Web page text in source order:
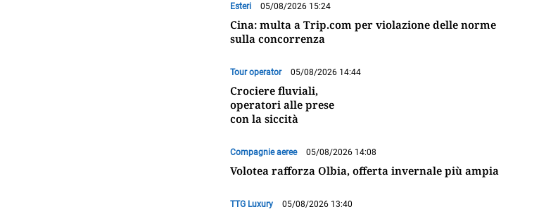
Esteri 05/08/2026 15:24
Cina: multa a Trip.com per violazione delle norme
sulla concorrenza
Tour operator 05/08/2026 14:44
Crociere fluviali,
operatori alle prese
con la siccità
Compagnie aeree 05/08/2026 14:08
Volotea rafforza Olbia, offerta invernale più ampia
TTG Luxury 05/08/2026 13:40